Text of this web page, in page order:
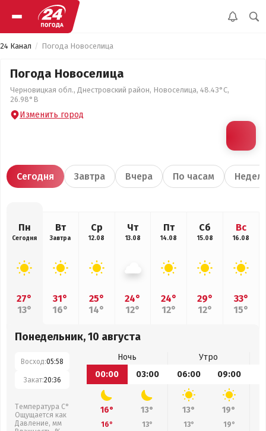
24 Канал Погода Новоселица
Погода Новоселица
Черновицкая обл., Днестровский район, Новоселица, 48.43°С,
26.98°В
Изменить город
Сегодня Завтра Вчера По часам
Пн
Сегодня
27°
13°
Вт
Завтра
31°
16°
Ср
12.08
25°
14°
Чт
13.08
24°
12°
Пт
14.08
24°
12°
Сб
15.08
29°
12°
Вс
16.08
33°
15°
Понедельник, 10 августа
Восход:05:58
Закат:20:36
Температура С°
Ощущается как
Давление, мм
Ночь
Утро
00:00
03:00 06:00 09:00
16° 13° 13° 19°
16° 13° 13° 19°